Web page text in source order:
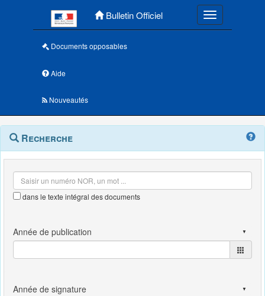
Bulletin Officiel Toggle
Documents opposables
Aide
Nouveautés
Navigation
outils
Menu
contextuel
Recherche
dans le texte intégral des documents